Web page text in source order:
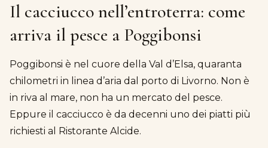
Il cacciucco nell’entroterra: come
arriva il pesce a Poggibonsi
Poggibonsi è nel cuore della Val d’Elsa, quaranta
chilometri in linea d’aria dal porto di Livorno. Non è
in riva al mare, non ha un mercato del pesce.
Eppure il cacciucco è da decenni uno dei piatti più
richiesti al Ristorante Alcide.